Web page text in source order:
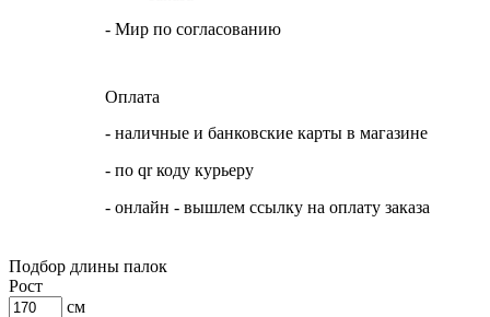
- Мир по согласованию
Оплата
- наличные и банковские карты в магазине
- по qr коду курьеру
- онлайн - вышлем ссылку на оплату заказа
Подбор длины палок
Рост
см